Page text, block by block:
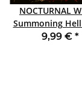
NOCTURNAL
Summoning Hell LP+7"
GOLD
9,99 € *